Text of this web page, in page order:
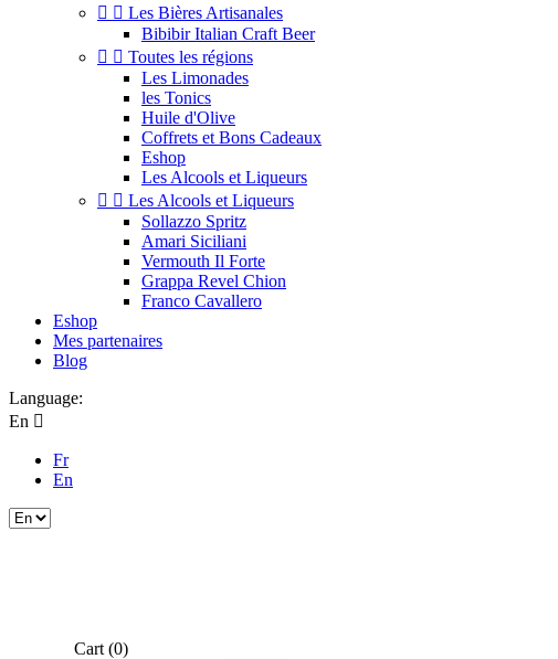
  Les Bières Artisanales
Bibibir Italian Craft Beer
  Toutes les régions
Les Limonades
les Tonics
Huile d'Olive
Coffrets et Bons Cadeaux
Eshop
Les Alcools et Liqueurs
  Les Alcools et Liqueurs
Sollazzo Spritz
Amari Siciliani
Vermouth Il Forte
Grappa Revel Chion
Franco Cavallero
Eshop
Mes partenaires
Blog
Language:
En 
Fr
En
Cart (0)